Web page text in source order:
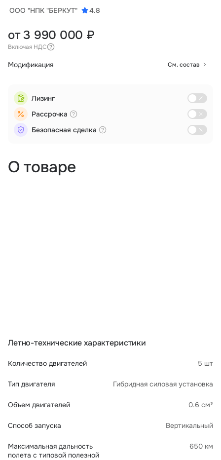
О товаре
Летно-технические характеристики
Количество двигателей 5 шт
Тип двигателя Гибридная силовая установка
Объем двигателей 0.6 см³
Способ запуска Вертикальный
Максимальная дальность
полета с типовой полезной
650 км
ООО "НПК "БЕРКУТ" 4.8
от 3 990 000 ₽
Включая НДС
Модификация См. состав
Лизинг
Рассрочка
Безопасная сделка